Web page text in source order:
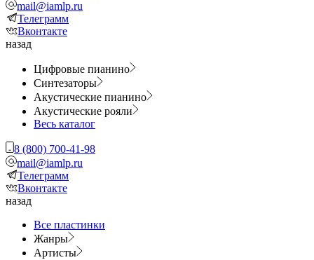
mail@iamlp.ru
Телеграмм
Вконтакте
назад
Цифровые пианино
Синтезаторы
Акустические пианино
Акустические рояли
Весь каталог
8 (800) 700-41-98
mail@iamlp.ru
Телеграмм
Вконтакте
назад
Все пластинки
Жанры
Артисты